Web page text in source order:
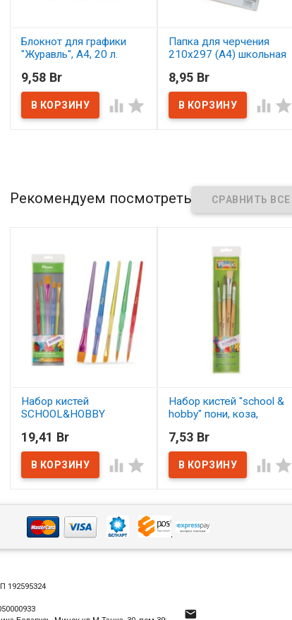
Блокнот для графики
"Журавль", А4, 20 л.
В наличии
9,58 Br
 
Папка для черчения
210х297 (А4) школьная
В наличии
8,95 Br
 
Рекомендуем посмотреть
Набор кистей
SCHOOL&HOBBY
АССОРТИ
В наличии
19,41 Br
 
Набор кистей "school &
hobby" пони, коза,
В наличии
7,53 Br
 
192595324
